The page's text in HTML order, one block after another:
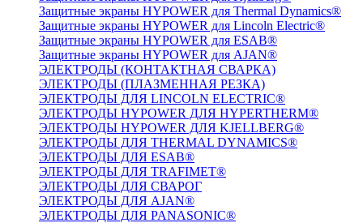
Защитные экраны HYPOWER для Thermal Dynamics®
Защитные экраны HYPOWER для Lincoln Electric®
Защитные экраны HYPOWER для ESAB®
Защитные экраны HYPOWER для AJAN®
ЭЛЕКТРОДЫ (КОНТАКТНАЯ СВАРКА)
ЭЛЕКТРОДЫ (ПЛАЗМЕННАЯ РЕЗКА)
ЭЛЕКТРОДЫ ДЛЯ LINCOLN ELECTRIC®
ЭЛЕКТРОДЫ HYPOWER ДЛЯ HYPERTHERM®
ЭЛЕКТРОДЫ HYPOWER ДЛЯ KJELLBERG®
ЭЛЕКТРОДЫ ДЛЯ THERMAL DYNAMICS®
ЭЛЕКТРОДЫ ДЛЯ ESAB®
ЭЛЕКТРОДЫ ДЛЯ TRAFIMET®
ЭЛЕКТРОДЫ ДЛЯ СВАРОГ
ЭЛЕКТРОДЫ ДЛЯ AJAN®
ЭЛЕКТРОДЫ ДЛЯ PANASONIC®